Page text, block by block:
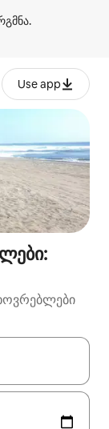
Use app